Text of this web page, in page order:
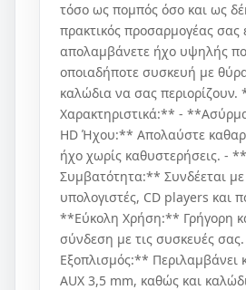
τόσο ως πομπός όσο και ως
πρακτικός προσαρμογέας σας
απολαμβάνετε ήχο υψηλής
οποιαδήποτε συσκευή με
καλώδια να σας
Χαρακτηριστικά:** -
HD Ήχου:** Απολαύστε
ήχο χωρίς καθυστερήσεις. -
Συμβατότητα:** Συνδέεται με
υπολογιστές, CD players και
**Εύκολη Χρήση:** Γρήγορη
σύνδεση με τις συσκευές
Εξοπλισμός:** Περιλαμβάνει
AUX 3,5 mm, καθώς και